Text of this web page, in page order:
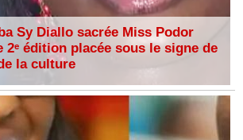
Sy Diallo sacrée Miss Podor
2ᵉ édition placée sous le signe de
la culture